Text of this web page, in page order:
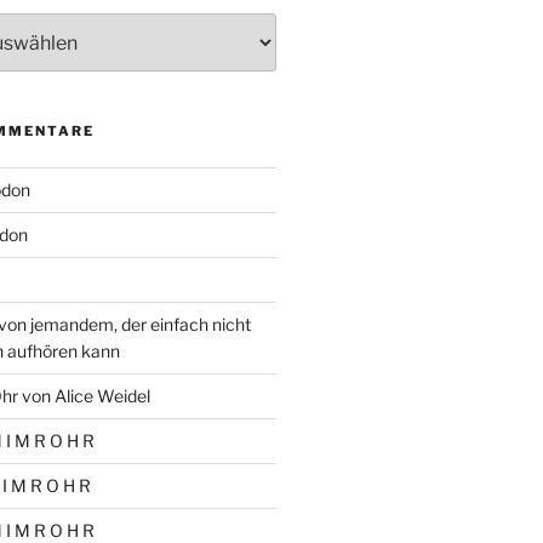
jemandem, der einfach nicht
aufhören kann
von Alice Weidel
I M R O H R
M R O H R
I M R O H R